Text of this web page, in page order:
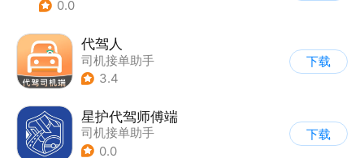
0.0
代驾人
司机接单助手
3.4
下载
星护代驾师傅端
司机接单助手
0.0
下载